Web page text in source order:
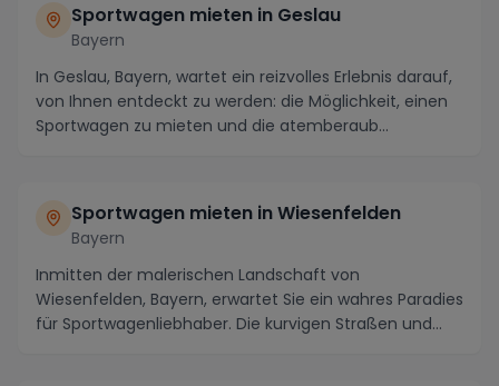
Sportwagen mieten in Geslau
Bayern
In Geslau, Bayern, wartet ein reizvolles Erlebnis darauf,
von Ihnen entdeckt zu werden: die Möglichkeit, einen
Sportwagen zu mieten und die atemberaub...
Sportwagen mieten in Wiesenfelden
Bayern
Inmitten der malerischen Landschaft von
Wiesenfelden, Bayern, erwartet Sie ein wahres Paradies
für Sportwagenliebhaber. Die kurvigen Straßen und